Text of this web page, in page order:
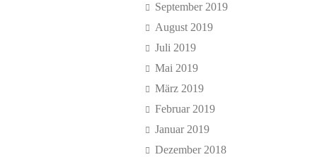
September 2019
August 2019
Juli 2019
Mai 2019
März 2019
Februar 2019
Januar 2019
Dezember 2018